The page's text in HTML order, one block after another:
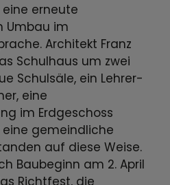
eine erneute
Umbau im
Architekt Franz
Schulhaus um zwei
Schulsäle, ein Lehrer-
eine
im Erdgeschoss
gemeindliche
auf diese Weise.
Baubeginn am 2. April
Richtfest, die